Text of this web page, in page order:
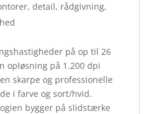
detail, rådgivning,
på op til 26
opløsning på 1.200 dpi
skarpe og professionelle
i farve og sort/hvid.
bygger på slidstærke